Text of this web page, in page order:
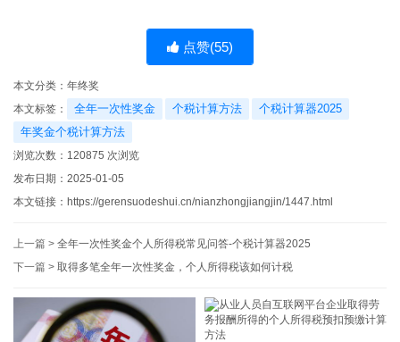
点赞(55)
本文分类： 年终奖
本文标签：
全年一次性奖金 个税计算方法
个税计算器2025
年奖金个税计算方法
浏览次数： 120875 次浏览
发布日期：2025-01-05
本文链接： https://gerensuodeshui.cn/nianzhongjiangjin/1447.html
上一篇 > 全年一次性奖金个人所得税常见问答-个税计算器2025
下一篇 > 取得多笔全年一次性奖金，个人所得税该如何计税